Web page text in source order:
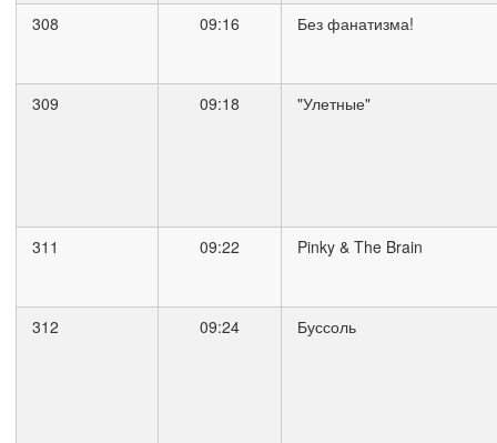
308 09:16 Без фанатизма!
309 09:18 "Улетные"
311 09:22 Pinky & The Brain
312 09:24 Буссоль